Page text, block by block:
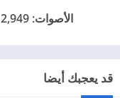
الأصوات: 2,949
قد يعجبك أيضا